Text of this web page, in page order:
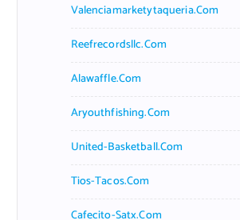
Valenciamarketytaqueria.com
Reefrecordsllc.com
Alawaffle.com
Aryouthfishing.com
United-Basketball.com
Tios-Tacos.com
Cafecito-Satx.com